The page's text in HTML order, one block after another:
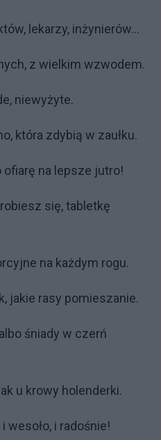
lekarzy, inżynierów…
z wielkim wzwodem.
niewyżyte.
która zdybią w zaułku.
na lepsze jutro!
się, tabletkę
na każdym rogu.
jakie rasy pomieszanie.
śniady w czerń
u krowy holenderki.
wesoło, i radośnie!